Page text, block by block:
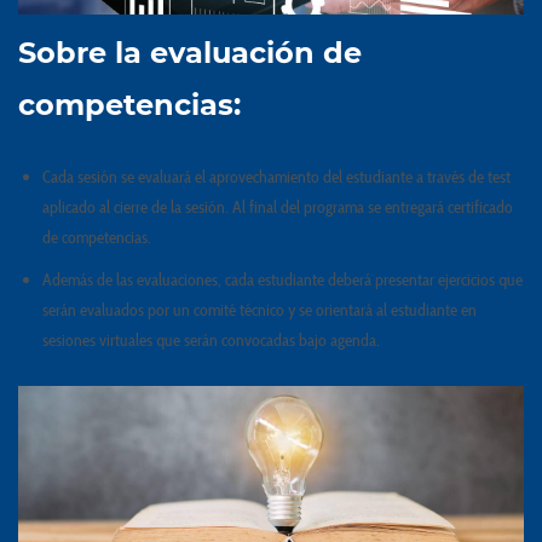
Sobre la evaluación de
competencias:
Cada sesión se evaluará el aprovechamiento del estudiante a través de test
aplicado al cierre de la sesión. Al final del programa se entregará certificado
de competencias.
Además de las evaluaciones, cada estudiante deberá presentar ejercicios que
serán evaluados por un comité técnico y se orientará al estudiante en
sesiones virtuales que serán convocadas bajo agenda.